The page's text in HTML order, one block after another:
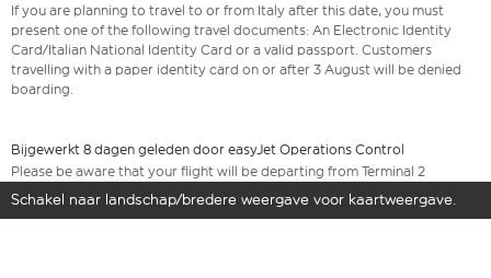
If you are planning to travel to or from Italy after this date, you must
present one of the following travel documents: An Electronic Identity
Card/Italian National Identity Card or a valid passport. Customers
travelling with a paper identity card on or after 3 August will be denied
boarding.
Bijgewerkt 8 dagen geleden door easyJet Operations Control
Please be aware that your flight will be departing from Terminal 2
Schakel naar landschap/bredere weergave voor kaartweergave.